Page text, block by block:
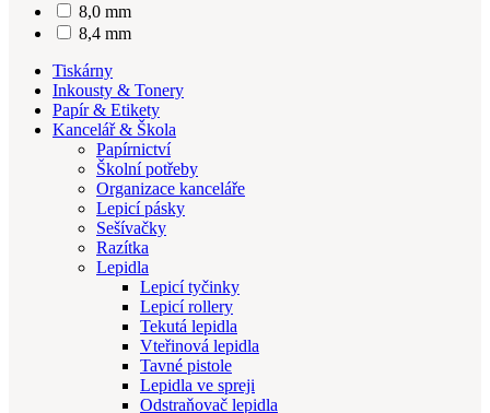
8,0 mm
8,4 mm
Tiskárny
Inkousty & Tonery
Papír & Etikety
Kancelář & Škola
Papírnictví
Školní potřeby
Organizace kanceláře
Lepicí pásky
Sešívačky
Razítka
Lepidla
Lepicí tyčinky
Lepicí rollery
Tekutá lepidla
Vteřinová lepidla
Tavné pistole
Lepidla ve spreji
Odstraňovač lepidla